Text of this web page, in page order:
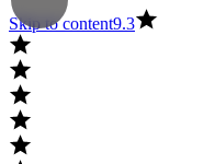
Skip to content9.3